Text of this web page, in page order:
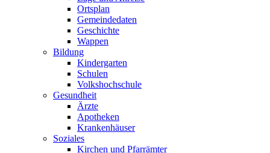
Ortsplan
Gemeindedaten
Geschichte
Wappen
Bildung
Kindergarten
Schulen
Volkshochschule
Gesundheit
Ärzte
Apotheken
Krankenhäuser
Soziales
Kirchen und Pfarrämter